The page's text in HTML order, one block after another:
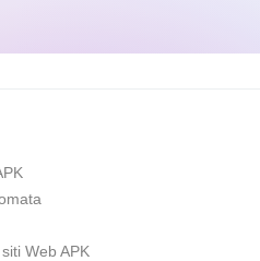
Web APK